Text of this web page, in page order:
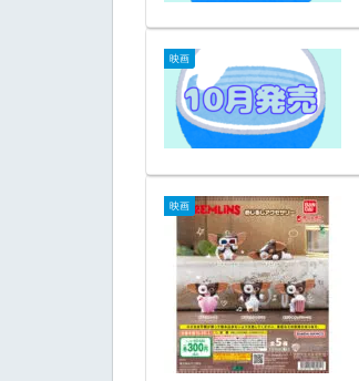
映画
映画